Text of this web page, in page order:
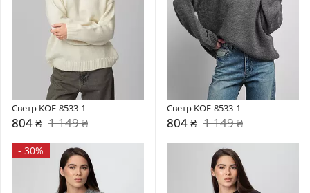
Светр KOF-8533-1
804 ₴ 1 149 ₴
Светр KOF-8533-1
804 ₴ 1 149 ₴
- 30%